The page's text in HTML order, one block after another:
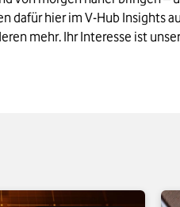
hier im V-Hub Insights
mehr. Ihr Interesse ist